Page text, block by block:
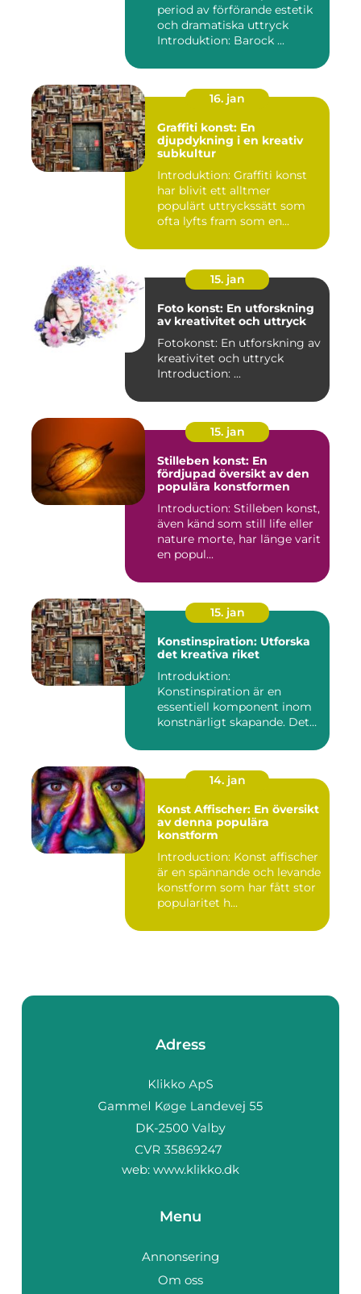
period av förförande estetik
och dramatiska uttryck
Introduktion: Barock ...
16. jan
Graffiti konst: En
djupdykning i en kreativ
subkultur
Introduktion: Graffiti konst
har blivit ett alltmer
populärt uttryckssätt som
ofta lyfts fram som en...
15. jan
Foto konst: En utforskning
av kreativitet och uttryck
Fotokonst: En utforskning av
kreativitet och uttryck
Introduction: ...
15. jan
Stilleben konst: En
fördjupad översikt av den
populära konstformen
Introduction: Stilleben konst,
även känd som still life eller
nature morte, har länge varit
en popul...
15. jan
Konstinspiration: Utforska
det kreativa riket
Introduktion:
Konstinspiration är en
essentiell komponent inom
konstnärligt skapande. Det
14. jan
Konst Affischer: En översikt
av denna populära
konstform
Introduction: Konst affischer
är en spännande och levande
konstform som har fått stor
popularitet h...
Adress
web: www.klikko.dk
Menu
Annonsering
Om oss